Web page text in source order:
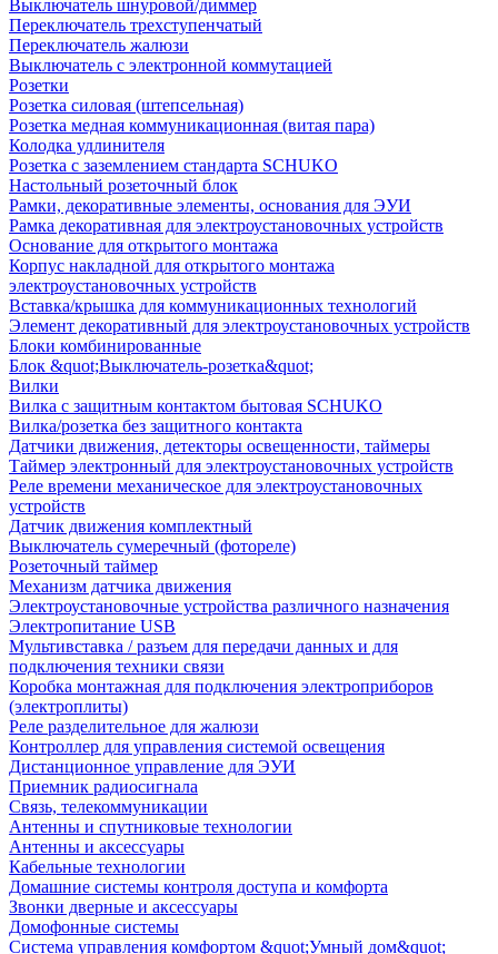
Выключатель шнуровой/диммер
Переключатель трехступенчатый
Переключатель жалюзи
Выключатель с электронной коммутацией
Розетки
Розетка силовая (штепсельная)
Розетка медная коммуникационная (витая пара)
Колодка удлинителя
Розетка с заземлением стандарта SCHUKO
Настольный розеточный блок
Рамки, декоративные элементы, основания для ЭУИ
Рамка декоративная для электроустановочных устройств
Основание для открытого монтажа
Корпус накладной для открытого монтажа
электроустановочных устройств
Вставка/крышка для коммуникационных технологий
Элемент декоративный для электроустановочных устройств
Блоки комбинированные
Блок &quot;Выключатель-розетка&quot;
Вилки
Вилка с защитным контактом бытовая SCHUKO
Вилка/розетка без защитного контакта
Датчики движения, детекторы освещенности, таймеры
Таймер электронный для электроустановочных устройств
Реле времени механическое для электроустановочных
устройств
Датчик движения комплектный
Выключатель сумеречный (фотореле)
Розеточный таймер
Механизм датчика движения
Электроустановочные устройства различного назначения
Электропитание USB
Мультивставка / разъем для передачи данных и для
подключения техники связи
Коробка монтажная для подключения электроприборов
(электроплиты)
Реле разделительное для жалюзи
Контроллер для управления системой освещения
Дистанционное управление для ЭУИ
Приемник радиосигнала
Связь, телекоммуникации
Антенны и спутниковые технологии
Антенны и аксессуары
Кабельные технологии
Домашние системы контроля доступа и комфорта
Звонки дверные и аксессуары
Домофонные системы
Система управления комфортом &quot;Умный дом&quot;